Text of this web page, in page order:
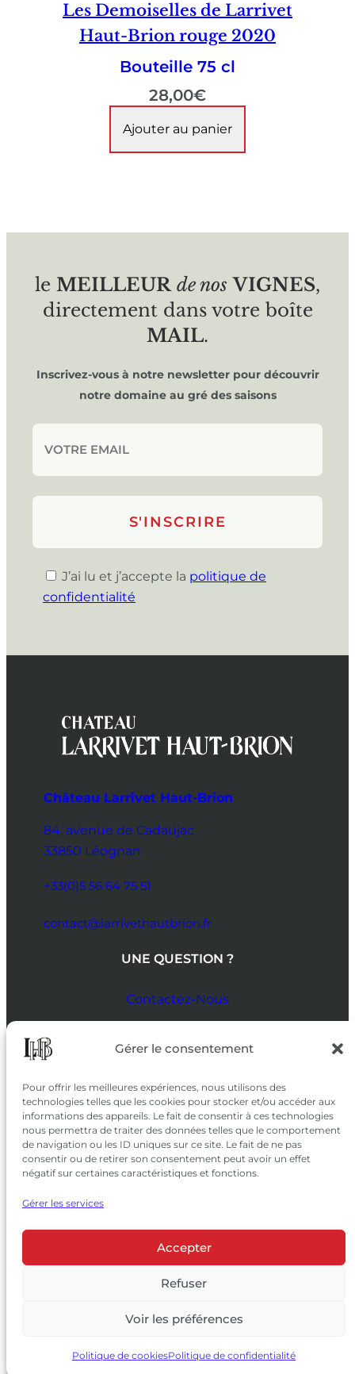
Gérer le consentement
Pour offrir les meilleures expériences, nous utilisons des
technologies telles que les cookies pour stocker et/ou accéder aux
informations des appareils. Le fait de consentir à ces technologies
nous permettra de traiter des données telles que le comportement
de navigation ou les ID uniques sur ce site. Le fait de ne pas
consentir ou de retirer son consentement peut avoir un effet
négatif sur certaines caractéristiques et fonctions.
Gérer les services
Accepter
Refuser
Voir les préférences
Politique de cookiesPolitique de confidentialité
Les Demoiselles de Larrivet
Haut-Brion rouge 2020
Bouteille 75 cl
28,00€
Ajouter au panier
le MEILLEUR de nos VIGNES,
directement dans votre boîte
MAIL.
Inscrivez-vous à notre newsletter pour découvrir
notre domaine au gré des saisons
J’ai lu et j’accepte la politique de
confidentialité
Château Larrivet Haut-Brion
84, avenue de Cadaujac
33850 Léognan
+33(0)5 56 64 75 51
contact@larrivethautbrion.fr
UNE QUESTION ?
Contactez-Nous
SUIVEZ-NOUS
SUR LES RÉSEAUX
© 2026 Château Larrivet Haut-Brion |
Mentions légales|Politique de confidentialité
|CGV
L’ABUS D’ALCOOL EST DANGEREUX POUR LA SANTÉ, À